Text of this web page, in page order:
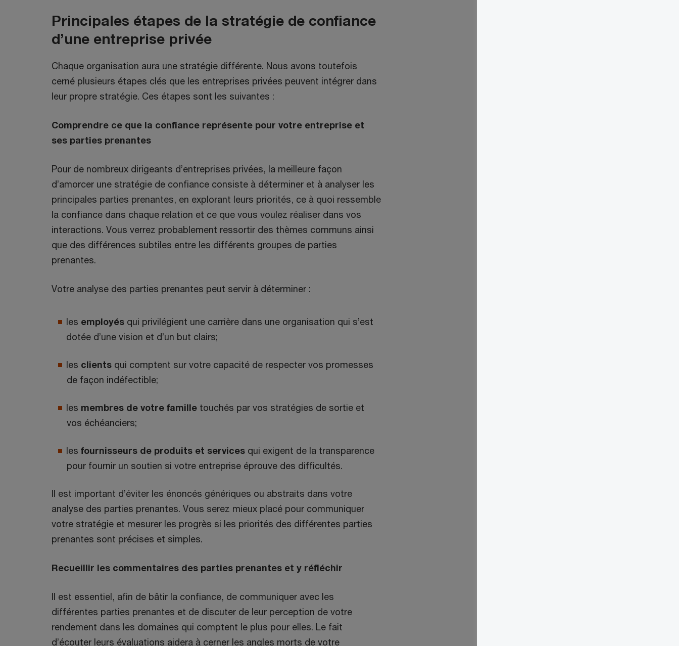
l
e
e
n
ê
r
e
Principales étapes de la stratégie de confiance
d’une entreprise privée
Chaque organisation aura une stratégie différente. Nous avons toutefois
cerné plusieurs étapes clés que les entreprises privées peuvent intégrer dans
leur propre stratégie. Ces étapes sont les suivantes :
Comprendre ce que la confiance représente pour votre entreprise et
ses parties prenantes
Pour de nombreux dirigeants d’entreprises privées, la meilleure façon
d’amorcer une stratégie de confiance consiste à déterminer et à analyser les
principales parties prenantes, en explorant leurs priorités, ce à quoi ressemble
la confiance dans chaque relation et ce que vous voulez réaliser dans vos
interactions. Vous verrez probablement ressortir des thèmes communs ainsi
que des différences subtiles entre les différents groupes de parties
prenantes.
Votre analyse des parties prenantes peut servir à déterminer :
les employés qui privilégient une carrière dans une organisation qui s’est
dotée d’une vision et d’un but clairs;
les clients qui comptent sur votre capacité de respecter vos promesses
de façon indéfectible;
les membres de votre famille touchés par vos stratégies de sortie et
vos échéanciers;
les fournisseurs de produits et services qui exigent de la transparence
pour fournir un soutien si votre entreprise éprouve des difficultés.
Il est important d’éviter les énoncés génériques ou abstraits dans votre
analyse des parties prenantes. Vous serez mieux placé pour communiquer
votre stratégie et mesurer les progrès si les priorités des différentes parties
prenantes sont précises et simples.
Recueillir les commentaires des parties prenantes et y réfléchir
Il est essentiel, afin de bâtir la confiance, de communiquer avec les
différentes parties prenantes et de discuter de leur perception de votre
rendement dans les domaines qui comptent le plus pour elles. Le fait
d’écouter leurs évaluations aidera à cerner les angles morts de votre